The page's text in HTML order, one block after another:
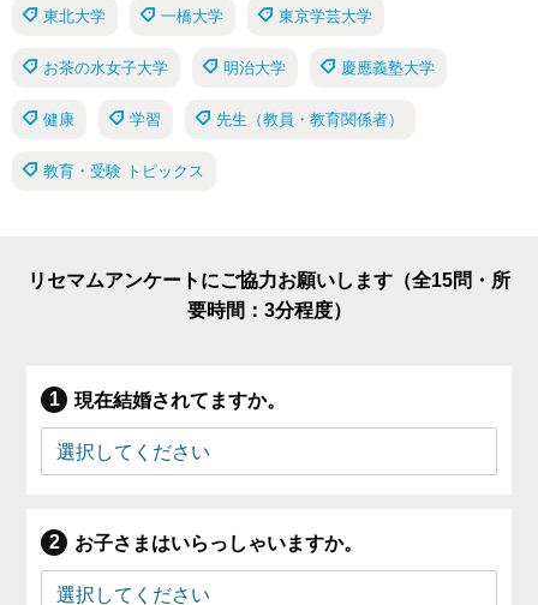
東北大学 一橋大学 東京学芸大学
お茶の水女子大学 明治大学 慶應義塾大学
健康 学習 先生（教員・教育関係者）
教育・受験 トピックス
リセマムアンケートにご協力お願いします（全15問・所
要時間：3分程度）
現在結婚されてますか。
お子さまはいらっしゃいますか。